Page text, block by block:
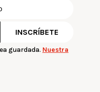
guardada. Nuestra